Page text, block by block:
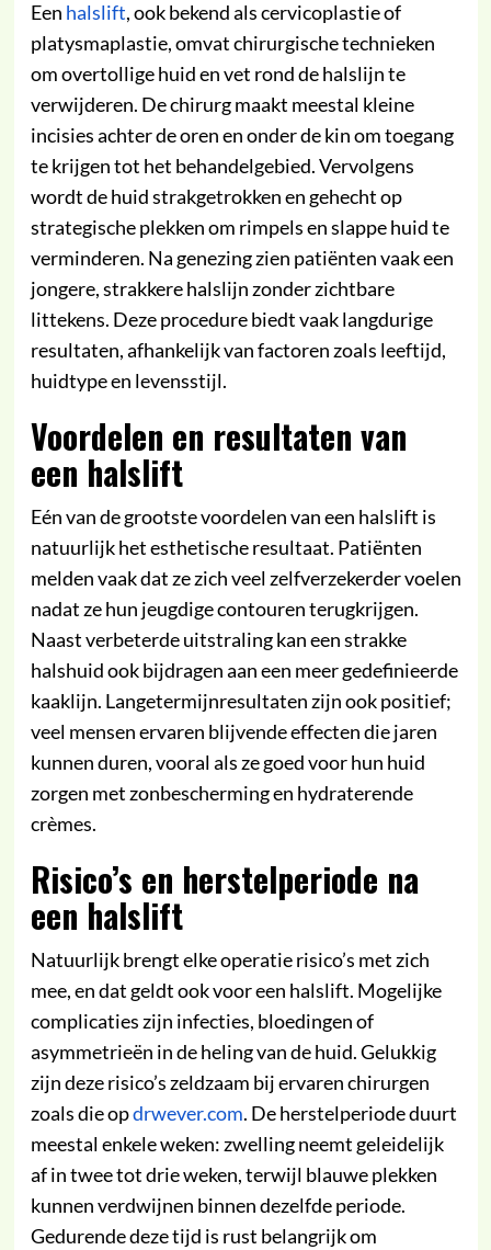
Een halslift, ook bekend als cervicoplastie of
platysmaplastie, omvat chirurgische technieken
om overtollige huid en vet rond de halslijn te
verwijderen. De chirurg maakt meestal kleine
incisies achter de oren en onder de kin om toegang
te krijgen tot het behandelgebied. Vervolgens
wordt de huid strakgetrokken en gehecht op
strategische plekken om rimpels en slappe huid te
verminderen. Na genezing zien patiënten vaak een
jongere, strakkere halslijn zonder zichtbare
littekens. Deze procedure biedt vaak langdurige
resultaten, afhankelijk van factoren zoals leeftijd,
huidtype en levensstijl.
Voordelen en resultaten van
een halslift
Eén van de grootste voordelen van een halslift is
natuurlijk het esthetische resultaat. Patiënten
melden vaak dat ze zich veel zelfverzekerder voelen
nadat ze hun jeugdige contouren terugkrijgen.
Naast verbeterde uitstraling kan een strakke
halshuid ook bijdragen aan een meer gedefinieerde
kaaklijn. Langetermijnresultaten zijn ook positief;
veel mensen ervaren blijvende effecten die jaren
kunnen duren, vooral als ze goed voor hun huid
zorgen met zonbescherming en hydraterende
crèmes.
Risico’s en herstelperiode na
een halslift
Natuurlijk brengt elke operatie risico’s met zich
mee, en dat geldt ook voor een halslift. Mogelijke
complicaties zijn infecties, bloedingen of
asymmetrieën in de heling van de huid. Gelukkig
zijn deze risico’s zeldzaam bij ervaren chirurgen
zoals die opdrwever.com. De herstelperiode duurt
meestal enkele weken: zwelling neemt geleidelijk
af in twee tot drie weken, terwijl blauwe plekken
kunnen verdwijnen binnen dezelfde periode.
Gedurende deze tijd is rust belangrijk om